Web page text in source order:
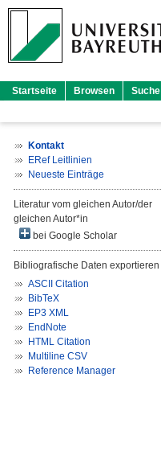
Startseite Browsen Suche
Kontakt
ERef Leitlinien
Neueste Einträge
Literatur vom gleichen Autor/der
gleichen Autor*in
bei Google Scholar
Bibliografische Daten exportieren
ASCII Citation
BibTeX
EP3 XML
EndNote
HTML Citation
Multiline CSV
Reference Manager